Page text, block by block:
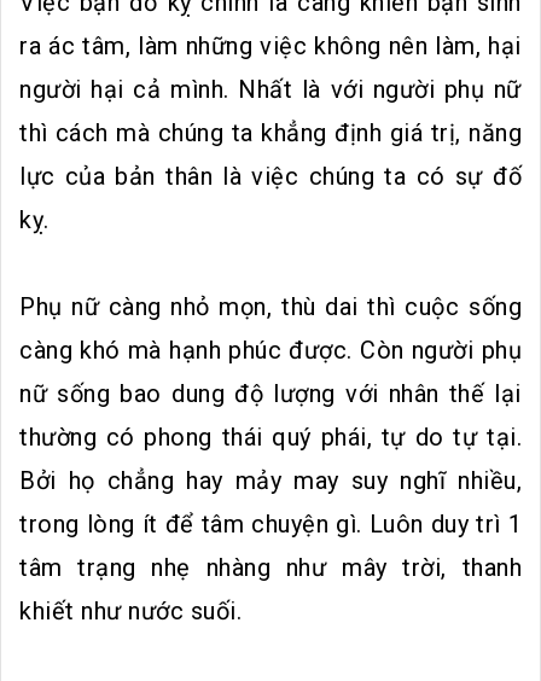
ra ác tâm, làm những việc không nên làm, hại
người hại cả mình. Nhất là với người phụ nữ
thì cách mà chúng ta khẳng định giá trị, năng
lực của bản thân là việc chúng ta có sự đố
kỵ.
Phụ nữ càng nhỏ mọn, thù dai thì cuộc sống
càng khó mà hạnh phúc được. Còn người phụ
nữ sống bao dung độ lượng với nhân thế lại
thường có phong thái quý phái, tự do tự tại.
Bởi họ chẳng hay mảy may suy nghĩ nhiều,
trong lòng ít để tâm chuyện gì. Luôn duy trì 1
tâm trạng nhẹ nhàng như mây trời, thanh
khiết như nước suối.